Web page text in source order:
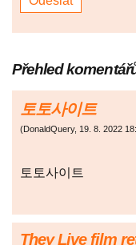
Přehled
토토사이트
(DonaldQuery, 19. 8. 2022
토토사이트
They Live film